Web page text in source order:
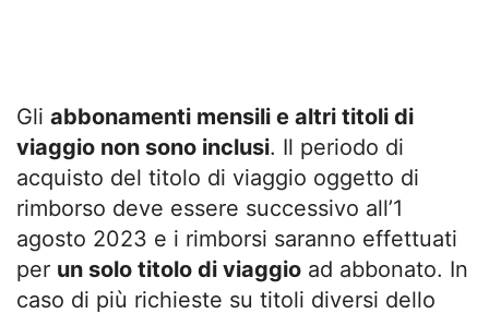
Gli abbonamenti mensili e altri titoli di
viaggio non sono inclusi. Il periodo di
acquisto del titolo di viaggio oggetto di
rimborso deve essere successivo all’1
agosto 2023 e i rimborsi saranno effettuati
per un solo titolo di viaggio ad abbonato. In
caso di più richieste su titoli diversi dello